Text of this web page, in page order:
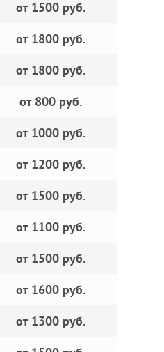
от 1500 руб.
от 1800 руб.
от 1800 руб.
от 800 руб.
от 1000 руб.
от 1200 руб.
от 1500 руб.
от 1100 руб.
от 1500 руб.
от 1600 руб.
от 1300 руб.